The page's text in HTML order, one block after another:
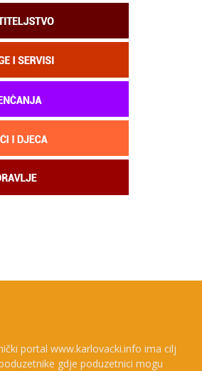
portal www.karlovacki.info ima cilj
gdje poduzetnici mogu